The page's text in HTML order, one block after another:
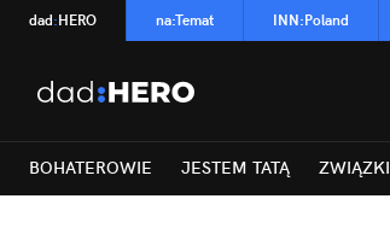
dad:HERO na:Temat INN:Poland
BOHATEROWIE JESTEM TATĄ ZWIĄZKI